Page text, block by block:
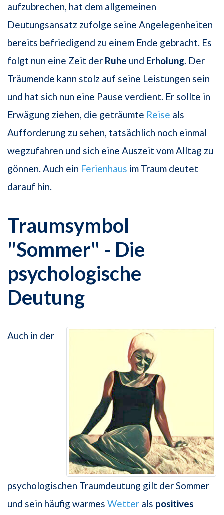
aufzubrechen, hat dem allgemeinen
Deutungsansatz zufolge seine Angelegenheiten
bereits befriedigend zu einem Ende gebracht. Es
folgt nun eine Zeit der Ruhe und Erholung . Der
Träumende kann stolz auf seine Leistungen sein
und hat sich nun eine Pause verdient. Er sollte in
Erwägung ziehen, die geträumte Reise als
Aufforderung zu sehen, tatsächlich noch einmal
wegzufahren und sich eine Auszeit vom Alltag zu
gönnen. Auch ein Ferienhaus im Traum deutet
darauf hin.
Traumsymbol
"Sommer" - Die
psychologische
Deutung
Auch in der
psychologischen Traumdeutung gilt der Sommer
und sein häufig warmes Wetter als positives